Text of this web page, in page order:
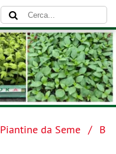
Piantine da Seme
B